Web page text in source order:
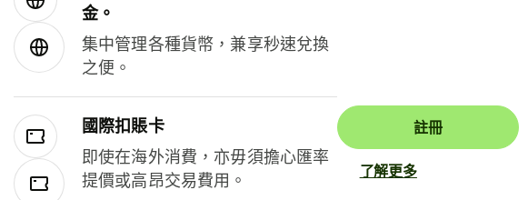
金。
集中管理各種貨幣，兼享秒速兌換
之便。
國際扣賬卡
即使在海外消費，亦毋須擔心匯率
提價或高昂交易費用。
註冊
了解更多